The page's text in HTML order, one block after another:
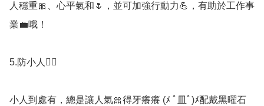
人穩重🎀、心平氣和🌷，並可加強行動力💪，有助於工作事
業💼哦！
5.防小人🧟‍♂️
小人到處有，總是讓人氣🎀得牙癢癢 (ﾒ ﾟ皿ﾟ)ﾒ配戴黑曜石